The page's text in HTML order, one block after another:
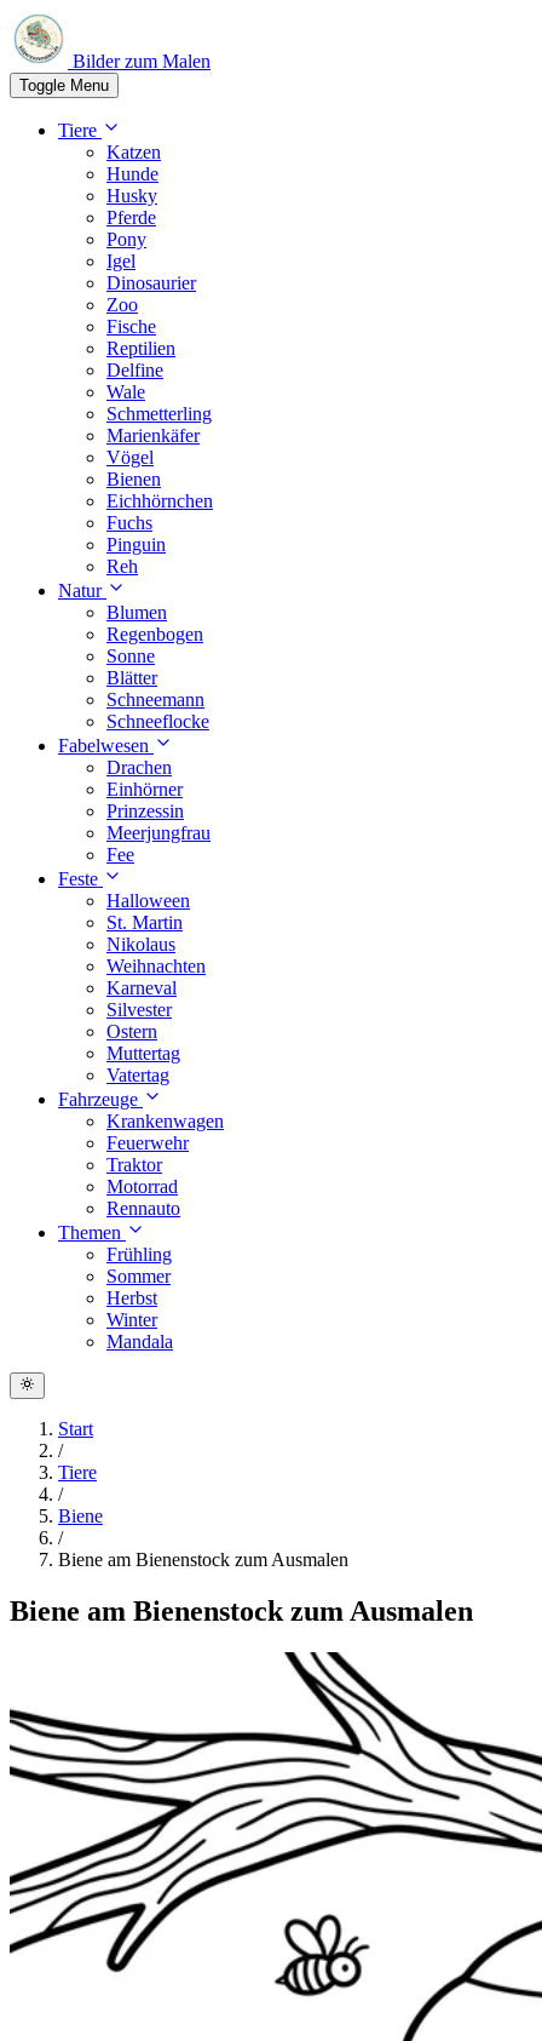
Bilder zum Malen
Toggle Menu
Tiere
Katzen
Hunde
Husky
Pferde
Pony
Igel
Dinosaurier
Zoo
Fische
Reptilien
Delfine
Wale
Schmetterling
Marienkäfer
Vögel
Bienen
Eichhörnchen
Fuchs
Pinguin
Reh
Natur
Blumen
Regenbogen
Sonne
Blätter
Schneemann
Schneeflocke
Fabelwesen
Drachen
Einhörner
Prinzessin
Meerjungfrau
Fee
Feste
Halloween
St. Martin
Nikolaus
Weihnachten
Karneval
Silvester
Ostern
Muttertag
Vatertag
Fahrzeuge
Krankenwagen
Feuerwehr
Traktor
Motorrad
Rennauto
Themen
Frühling
Sommer
Herbst
Winter
Mandala
Start
/
Tiere
/
Biene
/
Biene am Bienenstock zum Ausmalen
Biene am Bienenstock zum Ausmalen